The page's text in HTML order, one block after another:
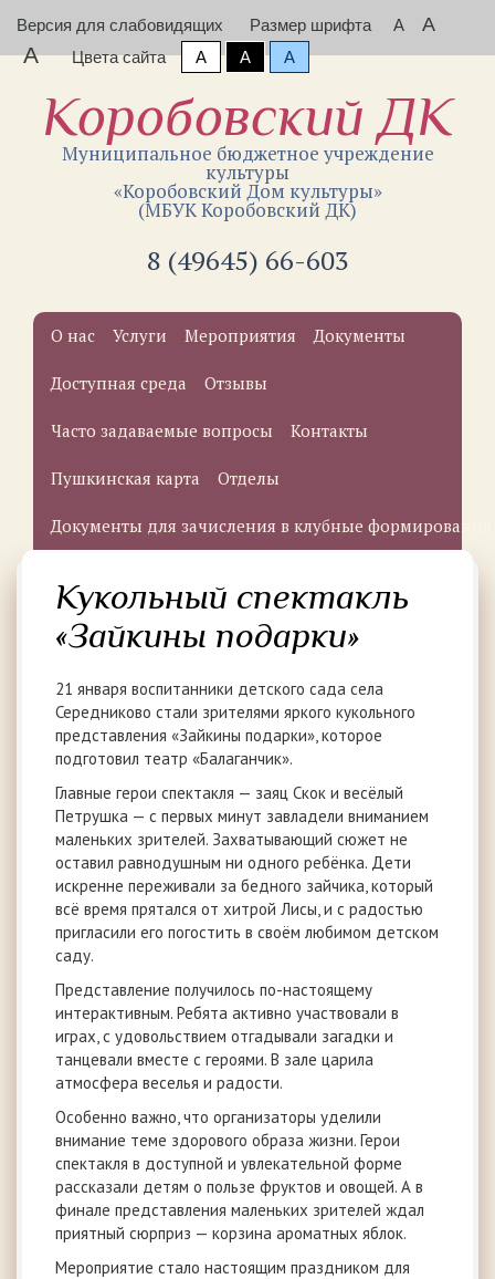
Версия для слабовидящих Размер шрифта A A
A Цвета сайта A A A
Коробовский ДК
Муниципальное бюджетное учреждение
культуры
«Коробовский Дом культуры»
(МБУК Коробовский ДК)
8 (49645) 66-603
О нас Услуги Мероприятия Документы
Доступная среда Отзывы
Часто задаваемые вопросы Контакты
Пушкинская карта Отделы
Документы для зачисления в клубные формирования
Кукольный спектакль
«Зайкины подарки»
21 января воспитанники детского сада села
Середниково стали зрителями яркого кукольного
представления «Зайкины подарки», которое
подготовил театр «Балаганчик».
Главные герои спектакля — заяц Скок и весёлый
Петрушка — с первых минут завладели вниманием
маленьких зрителей. Захватывающий сюжет не
оставил равнодушным ни одного ребёнка. Дети
искренне переживали за бедного зайчика, который
всё время прятался от хитрой Лисы, и с радостью
пригласили его погостить в своём любимом детском
саду.
Представление получилось по-настоящему
интерактивным. Ребята активно участвовали в
играх, с удовольствием отгадывали загадки и
танцевали вместе с героями. В зале царила
атмосфера веселья и радости.
Особенно важно, что организаторы уделили
внимание теме здорового образа жизни. Герои
спектакля в доступной и увлекательной форме
рассказали детям о пользе фруктов и овощей. А в
финале представления маленьких зрителей ждал
приятный сюрприз — корзина ароматных яблок.
Мероприятие стало настоящим праздником для